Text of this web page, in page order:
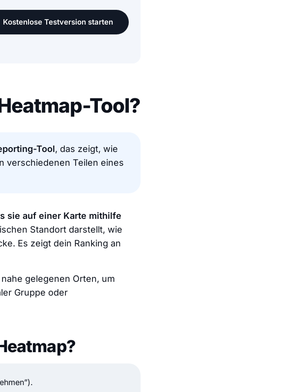
Kostenlose Testversion starten
Tool?
Tool, das zeigt, wie
verschiedenen Teilen eines
sie auf einer Karte mithilfe
Standort darstellt, wie
Es zeigt dein Ranking an
gelegenen Orten, um
Gruppe oder